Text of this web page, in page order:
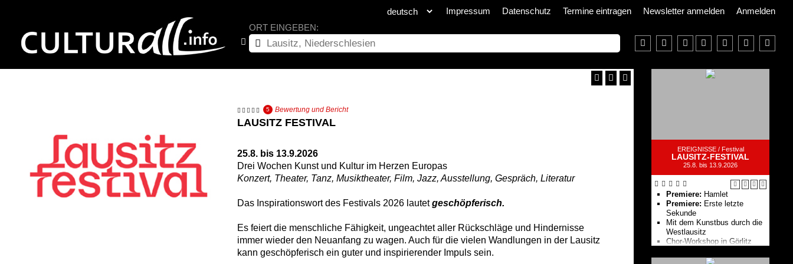
Impressum Datenschutz Termine eintragen Newsletter anmelden
Anmelden
ORT EINGEBEN:
5 Bewertung und Bericht
LAUSITZ FESTIVAL
25.8. bis 13.9.2026
Drei Wochen Kunst und Kultur im Herzen Europas
Konzert, Theater, Tanz, Musiktheater, Film, Jazz, Ausstellung, Gespräch, Literatur
Das Inspirationswort des Festivals 2026 lautetgeschöpferisch.
Es feiert die menschliche Fähigkeit, ungeachtet aller Rückschläge und Hindernisse
immer wieder den Neuanfang zu wagen. Auch für die vielen Wandlungen in der Lausitz
kann geschöpferisch ein guter und inspirierender Impuls sein.
EREIGNISSE / Festival
LAUSITZ-FESTIVAL
25.8. bis 13.9.2026
Premiere: Hamlet
Premiere: Erste letzte
Sekunde
Mit dem Kunstbus durch die
Westlausitz
Chor-Workshop in Görlitz
Kammerorchester Basel